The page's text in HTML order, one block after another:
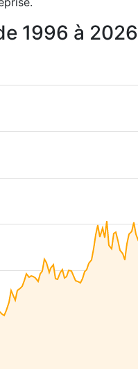
1996 à 2026